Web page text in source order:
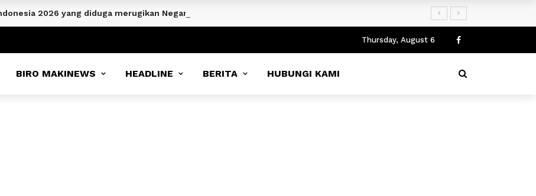
2026 yang diduga merugikan Negara malah mendapatkan rekomendasi ijin penyelenggaraan dari Polrestabes
Thursday, August 6
BIRO MAKINEWS HEADLINE BERITA HUBUNGI KAMI